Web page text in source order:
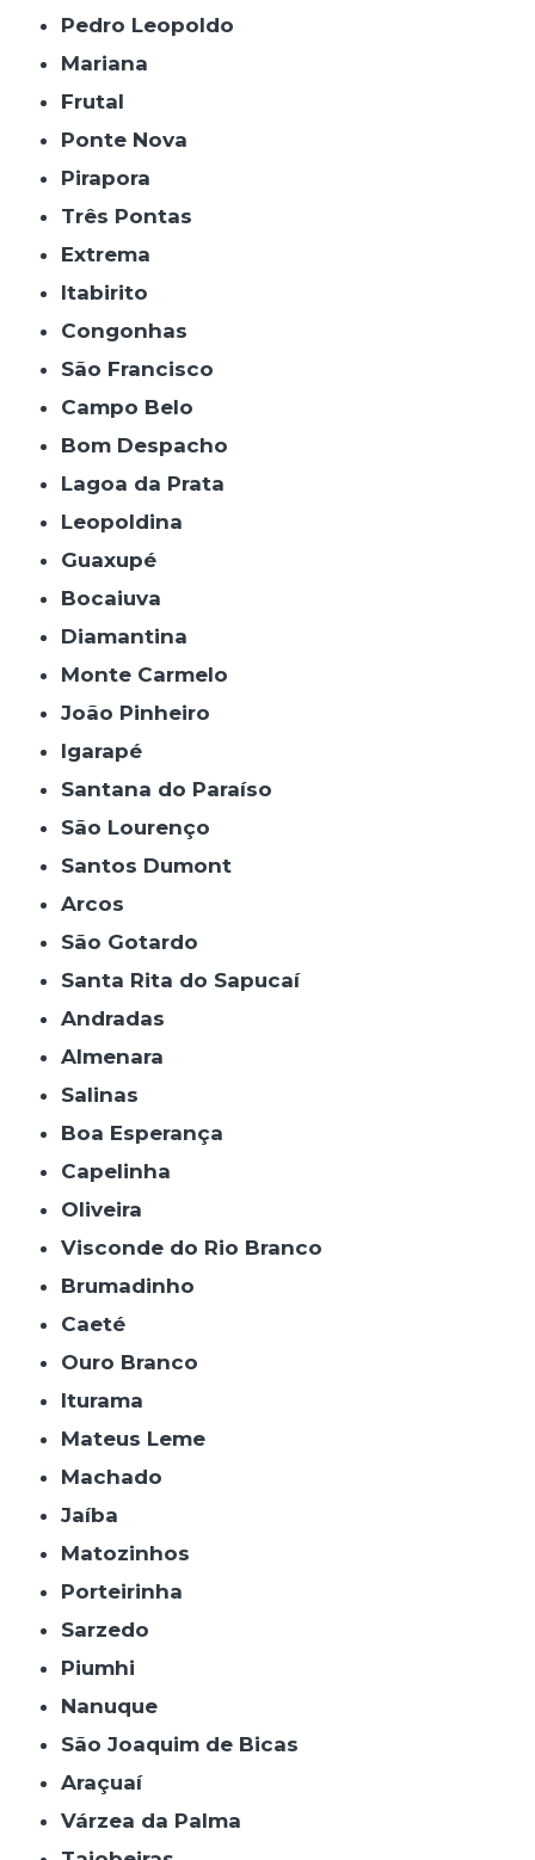
Pedro Leopoldo
Mariana
Frutal
Ponte Nova
Pirapora
Três Pontas
Extrema
Itabirito
Congonhas
São Francisco
Campo Belo
Bom Despacho
Lagoa da Prata
Leopoldina
Guaxupé
Bocaiuva
Diamantina
Monte Carmelo
João Pinheiro
Igarapé
Santana do Paraíso
São Lourenço
Santos Dumont
Arcos
São Gotardo
Santa Rita do Sapucaí
Andradas
Almenara
Salinas
Boa Esperança
Capelinha
Oliveira
Visconde do Rio Branco
Brumadinho
Caeté
Ouro Branco
Iturama
Mateus Leme
Machado
Jaíba
Matozinhos
Porteirinha
Sarzedo
Piumhi
Nanuque
São Joaquim de Bicas
Araçuaí
Várzea da Palma